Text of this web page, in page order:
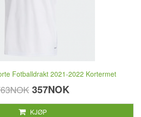
Fotballdrakt 2021-2022 Kortermet
357NOK
KJØP